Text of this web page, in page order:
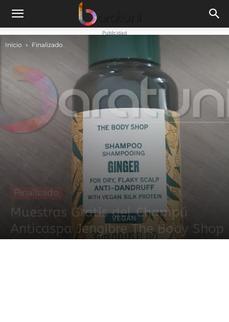
Publicidad
Inicio Finalizado
Finalizado
Muestras Gratis del Champú
Anticaspa Jengibre The Body Shop